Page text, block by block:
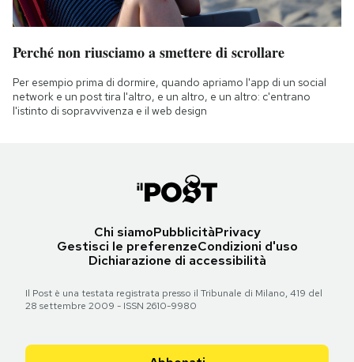
Perché non riusciamo a smettere di scrollare
Per esempio prima di dormire, quando apriamo l'app di un social
network e un post tira l'altro, e un altro, e un altro: c'entrano
l'istinto di sopravvivenza e il web design
Chi siamoPubblicitàPrivacy
Gestisci le preferenzeCondizioni d'uso
Dichiarazione di accessibilità
Il Post è una testata registrata presso il Tribunale di Milano, 419 del
28 settembre 2009 - ISSN 2610-9980